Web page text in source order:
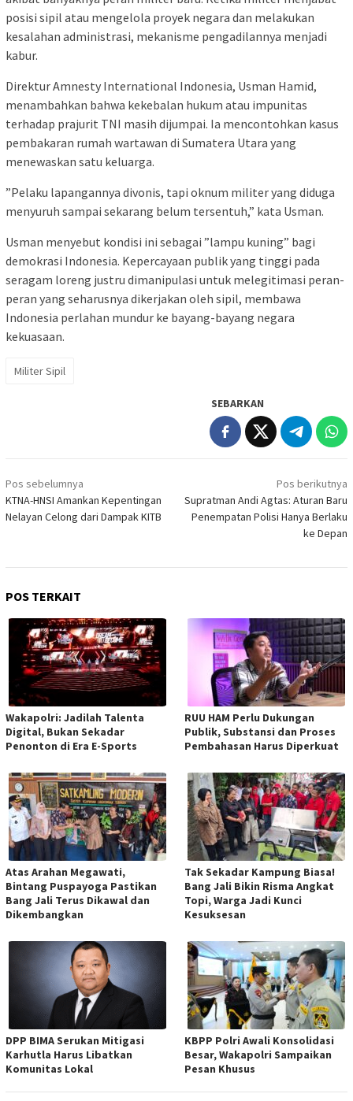
posisi sipil atau mengelola proyek negara dan melakukan
kesalahan administrasi, mekanisme pengadilannya menjadi
kabur.
Direktur Amnesty International Indonesia, Usman Hamid,
menambahkan bahwa kekebalan hukum atau impunitas
terhadap prajurit TNI masih dijumpai. Ia mencontohkan kasus
pembakaran rumah wartawan di Sumatera Utara yang
menewaskan satu keluarga.
”Pelaku lapangannya divonis, tapi oknum militer yang diduga
menyuruh sampai sekarang belum tersentuh,” kata Usman.
Usman menyebut kondisi ini sebagai ”lampu kuning” bagi
demokrasi Indonesia. Kepercayaan publik yang tinggi pada
seragam loreng justru dimanipulasi untuk melegitimasi peran-
peran yang seharusnya dikerjakan oleh sipil, membawa
Indonesia perlahan mundur ke bayang-bayang negara
kekuasaan.
Militer Sipil
SEBARKAN
Navigasi
pos
Pos sebelumnya
KTNA-HNSI Amankan Kepentingan
Nelayan Celong dari Dampak KITB
Pos berikutnya
Supratman Andi Agtas: Aturan Baru
Penempatan Polisi Hanya Berlaku
ke Depan
POS TERKAIT
Wakapolri: Jadilah Talenta
Digital, Bukan Sekadar
Penonton di Era E-Sports
RUU HAM Perlu Dukungan
Publik, Substansi dan Proses
Pembahasan Harus Diperkuat
Atas Arahan Megawati,
Bintang Puspayoga Pastikan
Bang Jali Terus Dikawal dan
Dikembangkan
Tak Sekadar Kampung Biasa!
Bang Jali Bikin Risma Angkat
Topi, Warga Jadi Kunci
Kesuksesan
DPP BIMA Serukan Mitigasi
Karhutla Harus Libatkan
Komunitas Lokal
KBPP Polri Awali Konsolidasi
Besar, Wakapolri Sampaikan
Pesan Khusus